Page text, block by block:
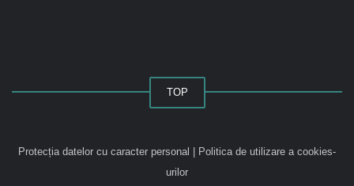
TOP
Protecția datelor cu caracter personal
Politica de utilizare a cookies-
urilor